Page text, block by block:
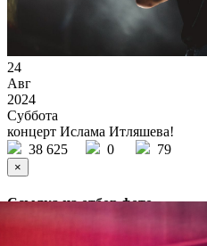
24
Авг
2024
Суббота
концерт Ислама Итляшева!
38 625
0 79
×
Ссылка на отбор фото